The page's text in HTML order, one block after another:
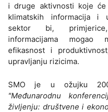
i druge aktivnosti koje
klimatskih informacija i
sektor bi, primjerice,
informacijama mogao
efikasnost i
upravljanju rizicima.
SMO je u ožujku
"Međunarodnu
življenju: društvene i